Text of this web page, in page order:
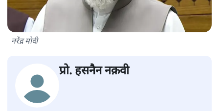
नरेंद्र मोदी
प्रो. हसनैन नक़वी